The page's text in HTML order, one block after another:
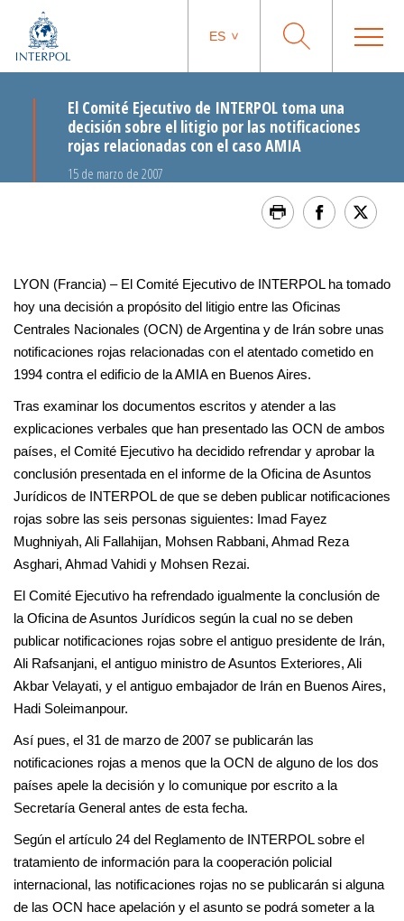
ES
El Comité Ejecutivo de INTERPOL toma una
decisión sobre el litigio por las notificaciones
rojas relacionadas con el caso AMIA
15 de marzo de 2007
LYON (Francia) – El Comité Ejecutivo de INTERPOL ha tomado
hoy una decisión a propósito del litigio entre las Oficinas
Centrales Nacionales (OCN) de Argentina y de Irán sobre unas
notificaciones rojas relacionadas con el atentado cometido en
1994 contra el edificio de la AMIA en Buenos Aires.
Tras examinar los documentos escritos y atender a las
explicaciones verbales que han presentado las OCN de ambos
países, el Comité Ejecutivo ha decidido refrendar y aprobar la
conclusión presentada en el informe de la Oficina de Asuntos
Jurídicos de INTERPOL de que se deben publicar notificaciones
rojas sobre las seis personas siguientes: Imad Fayez
Mughniyah, Ali Fallahijan, Mohsen Rabbani, Ahmad Reza
Asghari, Ahmad Vahidi y Mohsen Rezai.
El Comité Ejecutivo ha refrendado igualmente la conclusión de
la Oficina de Asuntos Jurídicos según la cual no se deben
publicar notificaciones rojas sobre el antiguo presidente de Irán,
Ali Rafsanjani, el antiguo ministro de Asuntos Exteriores, Ali
Akbar Velayati, y el antiguo embajador de Irán en Buenos Aires,
Hadi Soleimanpour.
Así pues, el 31 de marzo de 2007 se publicarán las
notificaciones rojas a menos que la OCN de alguno de los dos
países apele la decisión y lo comunique por escrito a la
Secretaría General antes de esta fecha.
Según el artículo 24 del Reglamento de INTERPOL sobre el
tratamiento de información para la cooperación policial
internacional, las notificaciones rojas no se publicarán si alguna
de las OCN hace apelación y el asunto se podrá someter a la